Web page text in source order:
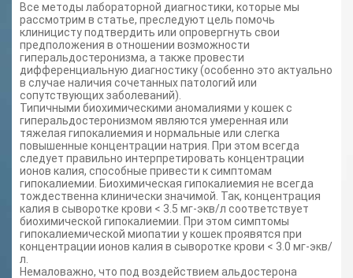
Все методы лабораторной диагностики, которые мы
рассмотрим в статье, преследуют цель помочь
клиницисту подтвердить или опровергнуть свои
предположения в отношении возможности
гиперальдостеронизма, а также провести
дифференциальную диагностику (особенно это актуально
в случае наличия сочетанных патологий или
сопутствующих заболеваний).
Типичными биохимическими аномалиями у кошек с
гиперальдостеронизмом являются умеренная или
тяжелая гипокалиемия и нормальные или слегка
повышенные концентрации натрия. При этом всегда
следует правильно интерпретировать концентрации
ионов калия, способные привести к симптомам
гипокалиемии. Биохимическая гипокалиемия не всегда
тождественна клинически значимой. Так, концентрация
калия в сыворотке крови < 3.5 мг-экв/л соответствует
биохимической гипокалиемии. При этом симптомы
гипокалиемической миопатии у кошек проявятся при
концентрации ионов калия в сыворотке крови < 3.0 мг-экв/
л.
Немаловажно, что под воздействием альдостерона